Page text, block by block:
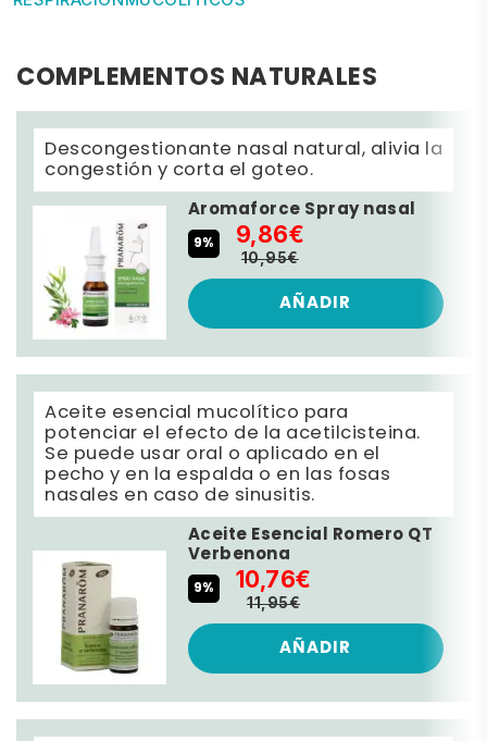
COMPLEMENTOS NATURALES
Descongestionante nasal natural, alivia la
congestión y corta el goteo.
Aromaforce Spray nasal
9% 9,86€
10,95€
AÑADIR
Aceite esencial mucolítico para
potenciar el efecto de la acetilcisteina.
Se puede usar oral o aplicado en el
pecho y en la espalda o en las fosas
nasales en caso de sinusitis.
Aceite Esencial Romero QT
Verbenona
9% 10,76€
11,95€
AÑADIR